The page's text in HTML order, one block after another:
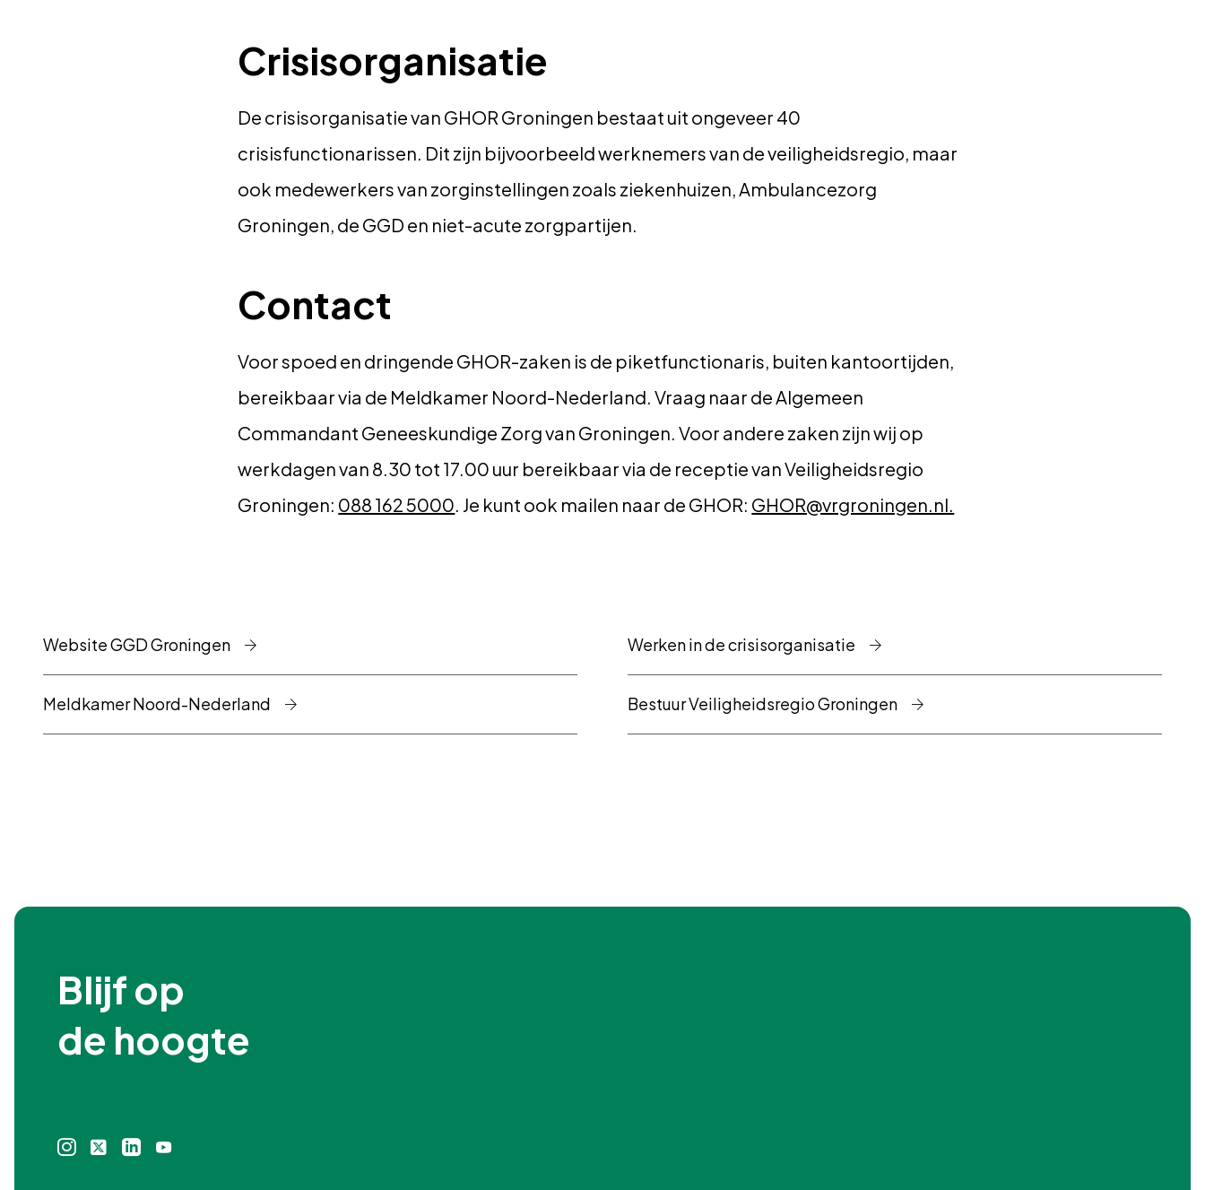
Crisisorganisatie
De crisisorganisatie van GHOR Groningen bestaat uit ongeveer 40
crisisfunctionarissen. Dit zijn bijvoorbeeld werknemers van de veiligheidsregio, maar
ook medewerkers van zorginstellingen zoals ziekenhuizen, Ambulancezorg
Groningen, de GGD en niet-acute zorgpartijen.
Contact
Voor spoed en dringende GHOR-zaken is de piketfunctionaris, buiten kantoortijden,
bereikbaar via de Meldkamer Noord-Nederland. Vraag naar de Algemeen
Commandant Geneeskundige Zorg van Groningen. Voor andere zaken zijn wij op
werkdagen van 8.30 tot 17.00 uur bereikbaar via de receptie van Veiligheidsregio
Groningen: 088 162 5000. Je kunt ook mailen naar de GHOR: GHOR@vrgroningen.nl.
Website GGD Groningen
Meldkamer Noord-Nederland
Werken in de crisisorganisatie
Bestuur Veiligheidsregio Groningen
Blijf op
de hoogte
InstagramLinkedin